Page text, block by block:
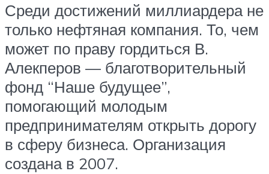
Среди достижений миллиардера не
только нефтяная компания. То, чем
может по праву гордиться В.
Алекперов — благотворительный
фонд “Наше будущее”,
помогающий молодым
предпринимателям открыть дорогу
в сферу бизнеса. Организация
создана в 2007.